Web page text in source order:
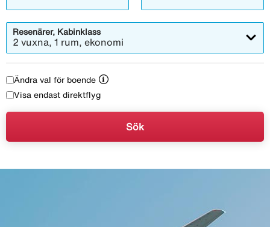
Resenärer, Kabinklass
2 vuxna, 1 rum, ekonomi
Ändra val för boende
Visa endast direktflyg
Sök